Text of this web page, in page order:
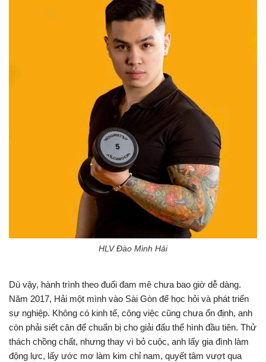
HLV Đào Minh Hải
Dù vậy, hành trình theo đuổi đam mê chưa bao giờ dễ dàng.
Năm 2017, Hải một mình vào Sài Gòn để học hỏi và phát triển
sự nghiệp. Không có kinh tế, công việc cũng chưa ổn định, anh
còn phải siết cân để chuẩn bị cho giải đấu thể hình đầu tiên. Thử
thách chồng chất, nhưng thay vì bỏ cuộc, anh lấy gia đình làm
động lực, lấy ước mơ làm kim chỉ nam, quyết tâm vượt qua